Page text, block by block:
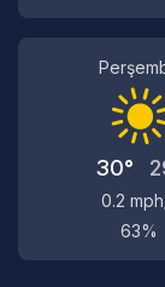
30°
0.2
63%